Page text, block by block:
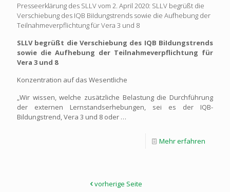
Presseerklärung des SLLV vom 2. April 2020: SLLV begrüßt die
Verschiebung des IQB BiIdungstrends sowie die Aufhebung der
Teilnahmeverpflichtung für Vera 3 und 8
SLLV begrüßt die Verschiebung des IQB BiIdungstrends
sowie die Aufhebung der Teilnahmeverpflichtung für
Vera 3 und 8
Konzentration auf das Wesentliche
„Wir wissen, welche zusätzliche Belastung die Durchführung
der externen Lernstandserhebungen, sei es der IQB-
Bildungstrend, Vera 3 und 8 oder …
Mehr erfahren
vorherige Seite